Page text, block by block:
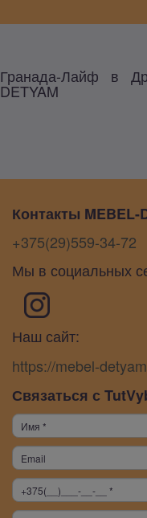
Гранада-Лайф в
DETYAM
Контакты MEBEL-
+375(29)559-34-72
Мы в социальных
Наш сайт:
https://mebel-
Связаться с